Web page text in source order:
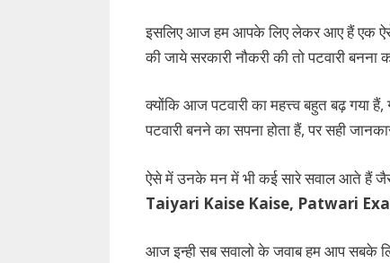
इसलिए आज हम आपके लिए लेकर आए हैं एक ऐसे
की जाये सरकारी नौकरी की तो पटवारी बनना
क्योंकि आज पटवारी का महत्त्व बहुत बढ़ गया
पटवारी बनने का सपना होता हैं, पर सही
ऐसे में उनके मन में भी कई सारे सवाल आते हैं
Taiyari Kaise Kaise, Patwari
आज इन्ही सब सवालो के जवाब हम आप सबके